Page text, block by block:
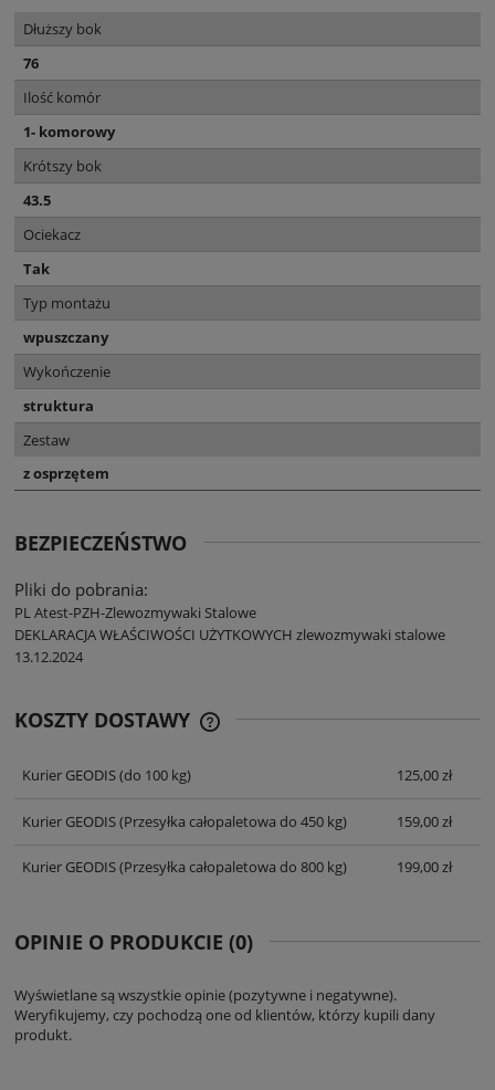
Dłuższy bok
76
Ilość komór
1- komorowy
Krótszy bok
43.5
Ociekacz
Tak
Typ montażu
wpuszczany
Wykończenie
struktura
Zestaw
z osprzętem
BEZPIECZEŃSTWO
Pliki do pobrania:
PL Atest-PZH-Zlewozmywaki Stalowe
DEKLARACJA WŁAŚCIWOŚCI UŻYTKOWYCH zlewozmywaki stalowe
13.12.2024
KOSZTY DOSTAWY
Kurier GEODIS(do 100 kg) 125,00 zł
Kurier GEODIS(Przesyłka całopaletowa do 450 kg) 159,00 zł
Kurier GEODIS(Przesyłka całopaletowa do 800 kg) 199,00 zł
OPINIE O PRODUKCIE (0)
Wyświetlane są wszystkie opinie (pozytywne i negatywne).
Weryfikujemy, czy pochodzą one od klientów, którzy kupili dany
produkt.